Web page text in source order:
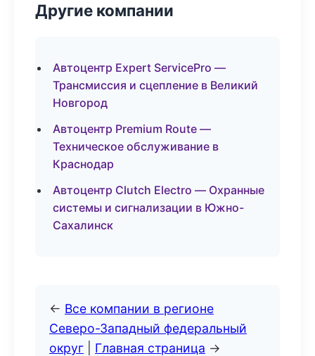
Другие компании
Автоцентр Expert ServicePro —
Трансмиссия и сцепление в Великий
Новгород
Автоцентр Premium Route —
Техническое обслуживание в
Краснодар
Автоцентр Clutch Electro — Охранные
системы и сигнализации в Южно-
Сахалинск
← Все компании в регионе
Северо-Западный федеральный
округ
Главная страница →